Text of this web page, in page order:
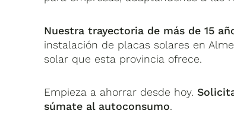
Nuestra trayectoria de más de 15 a
instalación de placas solares en
solar que esta provincia ofrece.
Empieza a ahorrar desde hoy.
súmate al autoconsumo.